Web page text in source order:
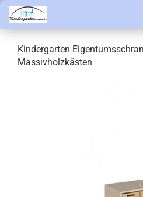
Kindergarten
Massivholzkästen